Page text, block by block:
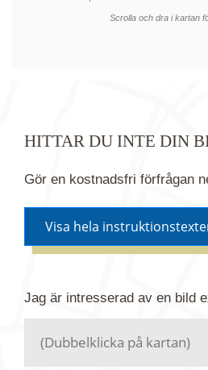
Scrolla och dra i kartan
HITTAR DU INTE DIN
Gör en kostnadsfri förfrågan
Visa hela
förfrågan. Vi har flera
Jag är intresserad av en bild